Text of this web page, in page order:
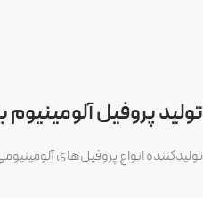
تولید پروفیل‌
تولیدکننده انواع پروفیل‌های